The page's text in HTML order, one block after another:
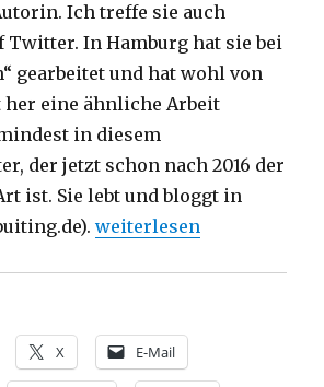
Ich treffe sie auch
Twitter. In Hamburg hat sie bei
gearbeitet und hat wohl von
her eine ähnliche Arbeit
in diesem
der jetzt schon nach 2016 der
ist. Sie lebt und bloggt in
„Adventsmotivationen,
weiterlesen
X E-Mail